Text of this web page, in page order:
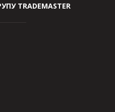
TRADEMASTER